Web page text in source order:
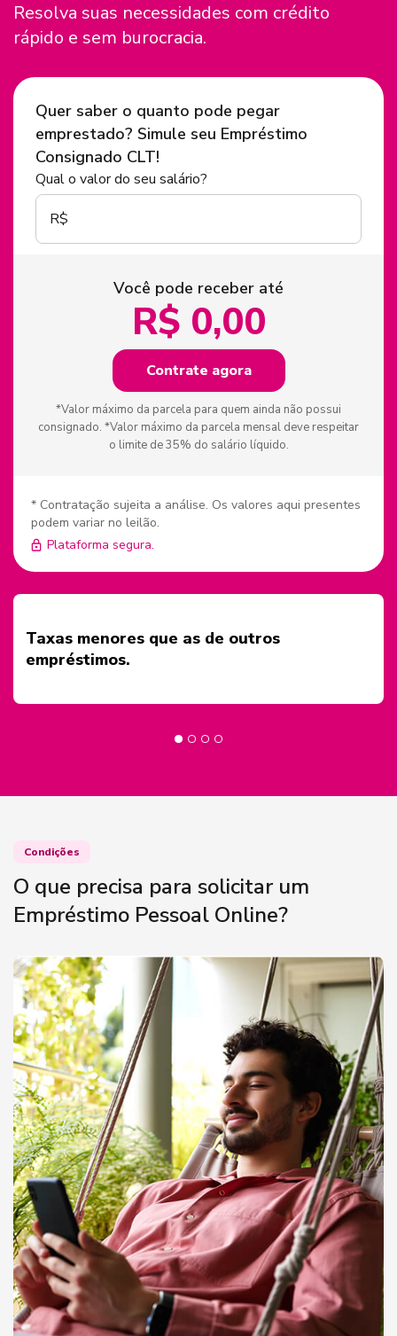
Resolva suas necessidades com crédito
rápido e sem burocracia.
Quer saber o quanto pode pegar
emprestado? Simule seu Empréstimo
Consignado CLT!
Qual o valor do seu salário?
R$
Você pode receber até
R$ 0,00
Contrate agora
*Valor máximo da parcela para quem ainda não possui
consignado. *Valor máximo da parcela mensal deve respeitar
o limite de 35% do salário líquido.
* Contratação sujeita a análise. Os valores aqui presentes
podem variar no leilão.
Plataforma segura.
Taxas menores que as de outros
empréstimos.
Condições
O que precisa para solicitar um
Empréstimo Pessoal Online?